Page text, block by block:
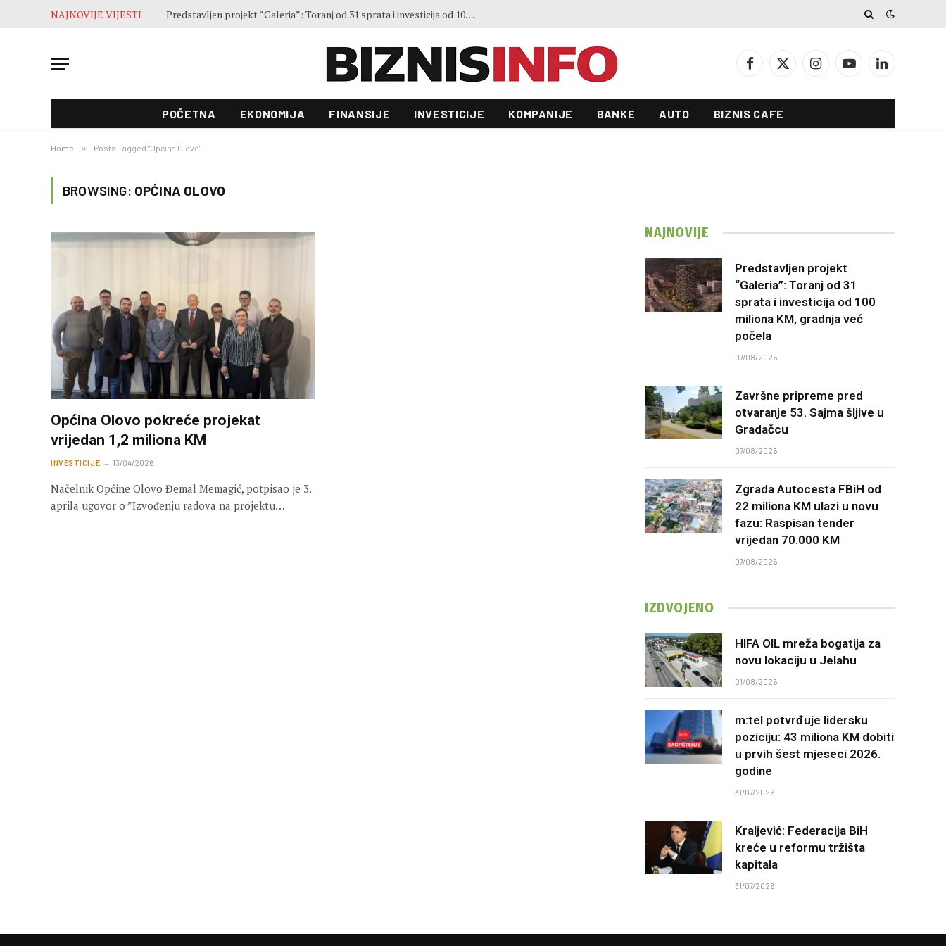
NAJNOVIJE VIJESTI Predstavljen projekt “Galeria”: Toranj od 31 sprata i investicija od 100 miliona KM, gradnja već počela
Facebook
X
InstagramYouTubeLinkedIn
POČETNA EKONOMIJA FINANSIJE INVESTICIJE KOMPANIJE BANKE AUTO BIZNIS CAFE
Home » Posts Tagged "Općina Olovo"
BROWSING: OPĆINA OLOVO
Općina Olovo pokreće projekat
vrijedan 1,2 miliona KM
INVESTICIJE 13/04/2026
Načelnik Općine Olovo Đemal Memagić, potpisao je 3.
aprila ugovor o ”Izvođenju radova na projektu…
NAJNOVIJE
Predstavljen projekt
“Galeria”: Toranj od 31
sprata i investicija od 100
miliona KM, gradnja već
počela
07/08/2026
Završne pripreme pred
otvaranje 53. Sajma šljive u
Gradačcu
07/08/2026
Zgrada Autocesta FBiH od
22 miliona KM ulazi u novu
fazu: Raspisan tender
vrijedan 70.000 KM
07/08/2026
IZDVOJENO
HIFA OIL mreža bogatija za
novu lokaciju u Jelahu
01/08/2026
m:tel potvrđuje lidersku
poziciju: 43 miliona KM dobiti
u prvih šest mjeseci 2026.
godine
31/07/2026
Kraljević: Federacija BiH
kreće u reformu tržišta
kapitala
31/07/2026